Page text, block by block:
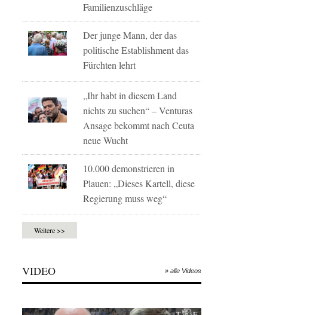
Familienzuschläge
Der junge Mann, der das
politische Establishment das
Fürchten lehrt
„Ihr habt in diesem Land
nichts zu suchen“ – Venturas
Ansage bekommt nach Ceuta
neue Wucht
10.000 demonstrieren in
Plauen: „Dieses Kartell, diese
Regierung muss weg“
Weitere >>
VIDEO » alle Videos